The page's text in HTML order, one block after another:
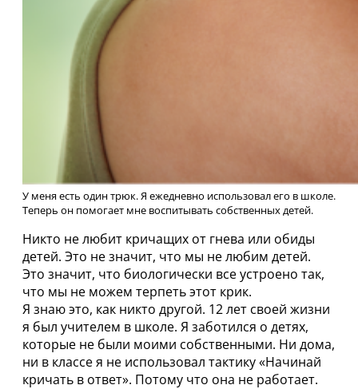
У меня есть один трюк. Я ежедневно использовал его в школе.
Теперь он помогает мне воспитывать собственных детей.
Никто не любит кричащих от гнева или обиды
детей. Это не значит, что мы не любим детей.
Это значит, что биологически все устроено так,
что мы не можем терпеть этот крик.
Я знаю это, как никто другой. 12 лет своей жизни
я был учителем в школе. Я заботился о детях,
которые не были моими собственными. Ни дома,
ни в классе я не использовал тактику «Начинай
кричать в ответ». Потому что она не работает.